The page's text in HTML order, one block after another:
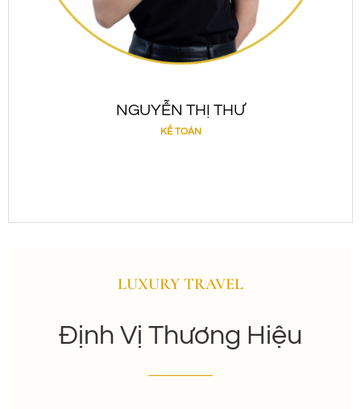
NGUYỄN THỊ THƯ
KẾ TOÁN
LUXURY TRAVEL
Định Vị Thương Hiệu